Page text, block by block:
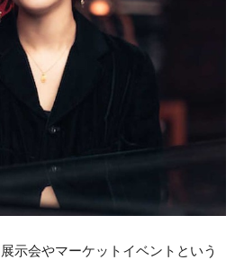
示会やマーケットイベントという